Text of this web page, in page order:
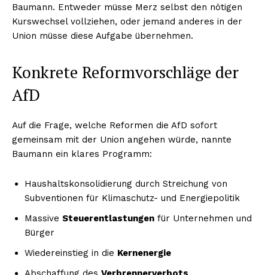
Baumann. Entweder müsse Merz selbst den nötigen
Kurswechsel vollziehen, oder jemand anderes in der
Union müsse diese Aufgabe übernehmen.
Konkrete Reformvorschläge der
AfD
Auf die Frage, welche Reformen die AfD sofort
gemeinsam mit der Union angehen würde, nannte
Baumann ein klares Programm:
Haushaltskonsolidierung durch Streichung von
Subventionen für Klimaschutz- und Energiepolitik
Massive Steuerentlastungen für Unternehmen und
Bürger
Wiedereinstieg in die Kernenergie